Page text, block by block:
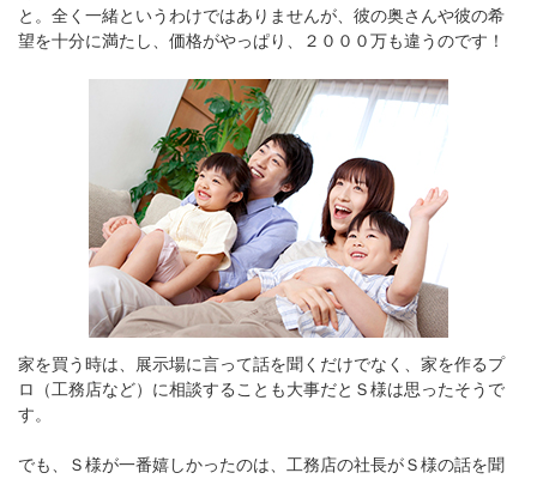
と。全く一緒というわけではありませんが、彼の奥さんや彼の希
望を十分に満たし、価格がやっぱり、２０００万も違うのです！
家を買う時は、展示場に言って話を聞くだけでなく、家を作るプ
ロ（工務店など）に相談することも大事だとＳ様は思ったそうで
す。
でも、Ｓ様が一番嬉しかったのは、工務店の社長がＳ様の話を聞